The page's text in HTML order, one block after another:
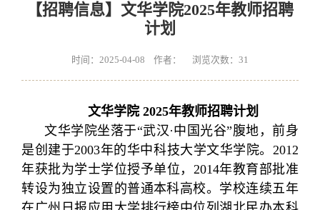
【招聘信息】文华学院2025年教师招聘
计划
时间：2025-04-08 作者： 浏览次数： 31
文华学院 2025年教师招聘计划
文华学院坐落于“武汉·中国光谷”腹地，前身
是创建于2003年的华中科技大学文华学院。2012
年获批为学士学位授予单位，2014年教育部批准
转设为独立设置的普通本科高校。学校连续五年